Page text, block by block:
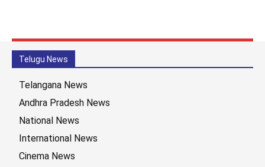
Telugu News
Telangana News
Andhra Pradesh News
National News
International News
Cinema News